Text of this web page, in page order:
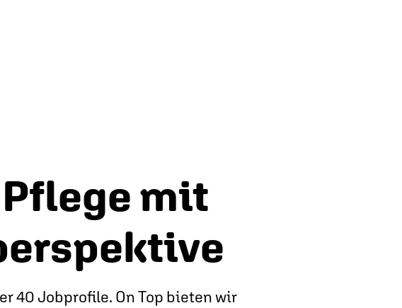
Pflege mit
40 Jobprofile. On Top bieten wir